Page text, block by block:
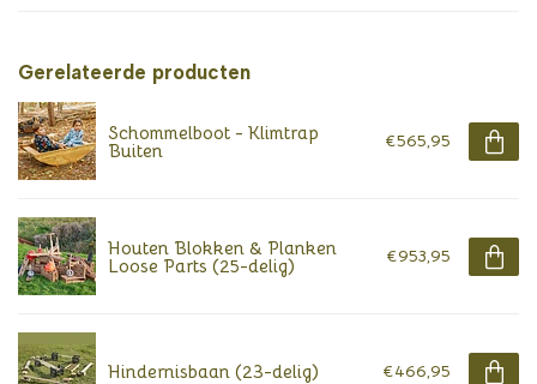
Gerelateerde producten
Schommelboot - Klimtrap
Buiten €565,95
Houten Blokken & Planken
Loose Parts (25-delig) €953,95
Hindernisbaan (23-delig) €466,95